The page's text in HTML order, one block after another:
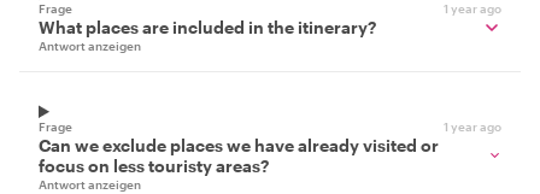
Frage 1 year ago
What places are included in the itinerary?
Antwort anzeigen
Frage 1 year ago
Can we exclude places we have already visited or
focus on less touristy areas?
Antwort anzeigen